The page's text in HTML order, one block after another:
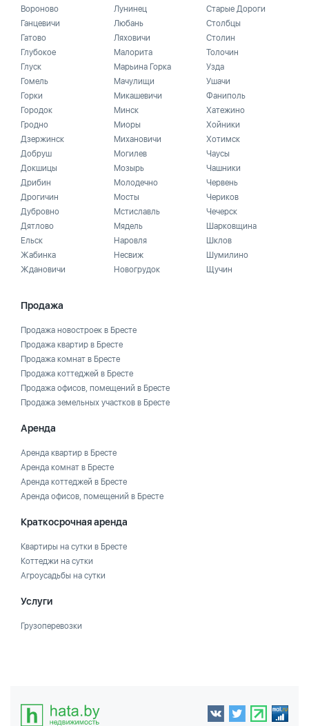
Вороново
Ганцевичи
Гатово
Глубокое
Глуск
Гомель
Горки
Городок
Гродно
Дзержинск
Добруш
Докшицы
Дрибин
Дрогичин
Дубровно
Дятлово
Ельск
Жабинка
Ждановичи
Лунинец
Любань
Ляховичи
Малорита
Марьина Горка
Мачулищи
Микашевичи
Минск
Миоры
Михановичи
Могилев
Мозырь
Молодечно
Мосты
Мстиславль
Мядель
Наровля
Несвиж
Новогрудок
Старые Дороги
Столбцы
Столин
Толочин
Узда
Ушачи
Фаниполь
Хатежино
Хойники
Хотимск
Чаусы
Чашники
Червень
Чериков
Чечерск
Шарковщина
Шклов
Шумилино
Щучин
Продажа
Продажа новостроек в Бресте
Продажа квартир в Бресте
Продажа комнат в Бресте
Продажа коттеджей в Бресте
Продажа офисов, помещений в Бресте
Продажа земельных участков в Бресте
Аренда
Аренда квартир в Бресте
Аренда комнат в Бресте
Аренда коттеджей в Бресте
Аренда офисов, помещений в Бресте
Краткосрочная аренда
Квартиры на сутки в Бресте
Коттеджи на сутки
Агроусадьбы на сутки
Услуги
Грузоперевозки